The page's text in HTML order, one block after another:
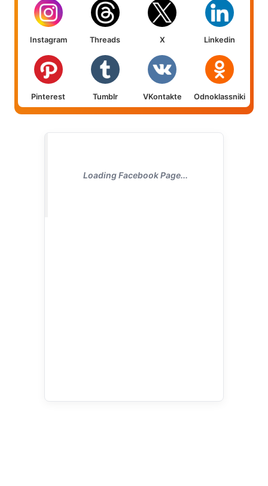
Instagram Threads X Linkedin
Pinterest Tumblr VKontakte Odnoklassniki
Loading Facebook Page...